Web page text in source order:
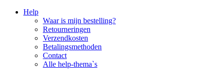
Help
Waar is mijn bestelling?
Retourneringen
Verzendkosten
Betalingsmethoden
Contact
Alle help-thema`s